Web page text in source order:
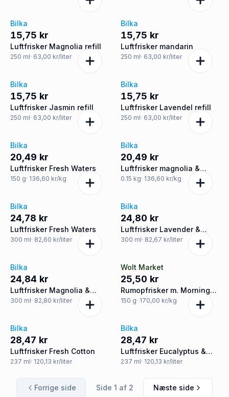
Bilka
15,75 kr
Luftfrisker Magnolia refill
250 ml· 63,00 kr/liter
Bilka
15,75 kr
Luftfrisker mandarin
250 ml· 63,00 kr/liter
Bilka
15,75 kr
Luftfrisker Jasmin refill
250 ml· 63,00 kr/liter
Bilka
15,75 kr
Luftfrisker Lavendel refill
250 ml· 63,00 kr/liter
Bilka
20,49 kr
Luftfrisker Fresh Waters
150 g· 136,60 kr/kg
Bilka
20,49 kr
Luftfrisker magnolia &
cherry blossom
0.15 kg· 136,60 kr/kg
Bilka
24,78 kr
Luftfrisker Fresh Waters
300 ml· 82,60 kr/liter
Bilka
24,80 kr
Luftfrisker Lavender &
Camomille
300 ml· 82,67 kr/liter
Bilka
24,84 kr
Luftfrisker Magnolia &
Cherry Blossom
300 ml· 82,80 kr/liter
Wolt Market
25,50 kr
Rumopfrisker m. Morning
Rain, Air Wick
150 g· 170,00 kr/kg
Bilka
28,47 kr
Luftfrisker Fresh Cotton
237 ml· 120,13 kr/liter
Bilka
28,47 kr
Luftfrisker Eucalyptus &
Freesia
237 ml· 120,13 kr/liter
Forrige side Side 1 af 2 Næste side